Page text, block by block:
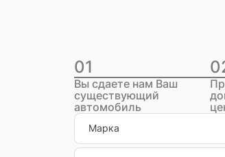
01
Вы сдаете нам Ваш
существующий
автомобиль
Марка